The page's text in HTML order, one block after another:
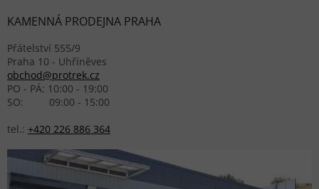
KAMENNÁ PRODEJNA PRAHA
Přátelství 555/9
Praha 10 - Uhříněves
obchod@protrek.cz
PO - PÁ: 10:00 - 19:00
SO: 09:00 - 15:00
tel.: +420 226 886 364